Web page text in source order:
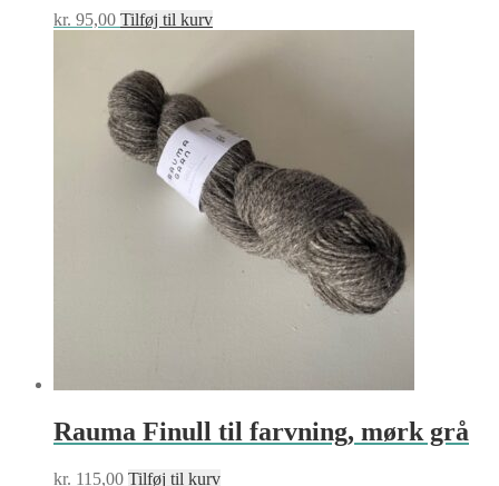
kr. 95,00 Tilføj til kurv
Rauma Finull til farvning, mørk grå
kr. 115,00 Tilføj til kurv